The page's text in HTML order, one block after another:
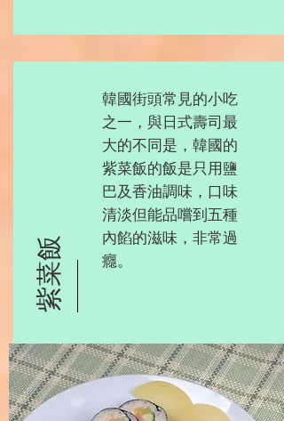
紫菜飯
韓國街頭常見的小吃
之一，與日式壽司最
大的不同是，韓國的
紫菜飯的飯是只用鹽
巴及香油調味，口味
清淡但能品嚐到五種
內餡的滋味，非常過
癮。